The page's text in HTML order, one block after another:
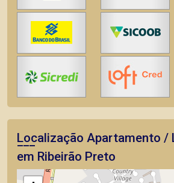
Localização Apartamento /
em Ribeirão Preto